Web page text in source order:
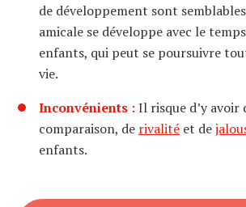
de développement sont
amicale se développe avec le
enfants, qui peut se poursuivre
vie.
Inconvénients :Il risque d’y avoir
comparaison, de rivalité et de
enfants.